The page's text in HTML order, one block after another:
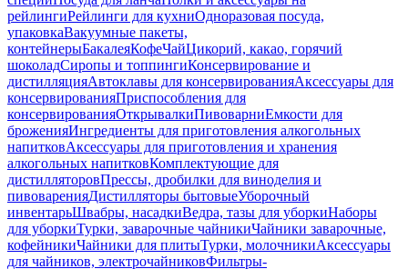
рейлингиРейлинги для кухниОдноразовая посуда,
упаковкаВакуумные пакеты,
контейнерыБакалеяКофеЧайЦикорий, какао, горячий
шоколадСиропы и топпингиКонсервирование и
дистилляцияАвтоклавы для консервированияАксессуары для
консервированияПриспособления для
консервированияОткрывалкиПивоварниЕмкости для
броженияИнгредиенты для приготовления алкогольных
напитковАксессуары для приготовления и хранения
алкогольных напитковКомплектующие для
дистилляторовПрессы, дробилки для виноделия и
пивоваренияДистилляторы бытовыеУборочный
инвентарьШвабры, насадкиВедра, тазы для уборкиНаборы
для уборкиТурки, заварочные чайникиЧайники заварочные,
кофейникиЧайники для плитыТурки, молочникиАксессуары
для чайников, электрочайниковФильтры-